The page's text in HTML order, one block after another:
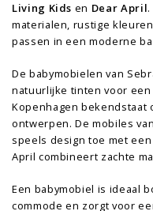
Living Kids en Dear April
materialen, rustige
passen in een moderne
De babymobielen van
natuurlijke tinten voor
Kopenhagen bekendstaat
ontwerpen. De mobiles
speels design toe met
April combineert zachte
Een babymobiel is ideaal
commode en zorgt voor